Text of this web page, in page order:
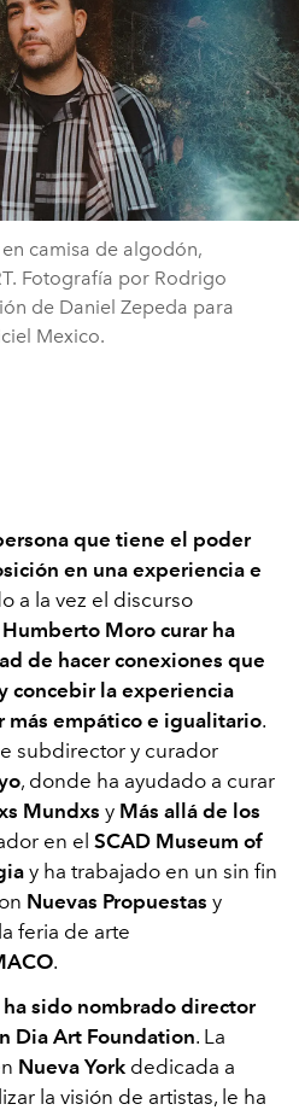
camisa de algodón,
Fotografía por Rodrigo
de Daniel Zepeda para
Mexico.
que tiene el poder
en una experiencia e
a la vez el discurso
Humberto Moro curar ha
de hacer conexiones que
concebir la experiencia
más empático e igualitario.
subdirector y curador
, donde ha ayudado a curar
Mundxs y Más allá de los
en el SCAD Museum of
y ha trabajado en un sin fin
Nuevas Propuestas y
feria de arte
.
sido nombrado director
Dia Art Foundation. La
Nueva York dedicada a
la visión de artistas, le ha